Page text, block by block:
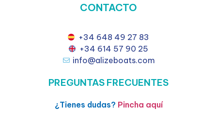
CONTACTO
+34 648 49 27 83
+34 614 57 90 25
info@alizeboats.com
PREGUNTAS FRECUENTES
¿Tienes dudas? Pincha aquí